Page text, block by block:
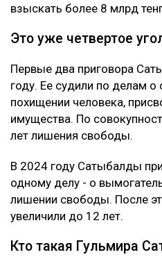
взыскать более 8 млрд
Это уже четвертое
Первые два приговора
году. Ее судили по делам о
похищении человека,
имущества. По
лет лишения свободы.
В 2024 году Сатыбалды
одному делу - о
лишении свободы. После
увеличили до 12 лет.
Кто такая Гульмира